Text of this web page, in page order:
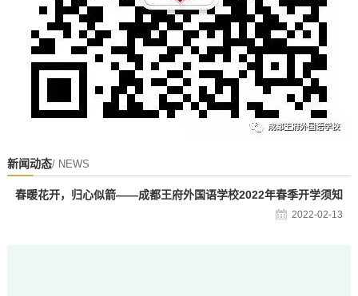
新闻动态/ NEWS
春暖花开，归心似箭——成都王府外国语学校2022年春季开学须知
2022-02-13